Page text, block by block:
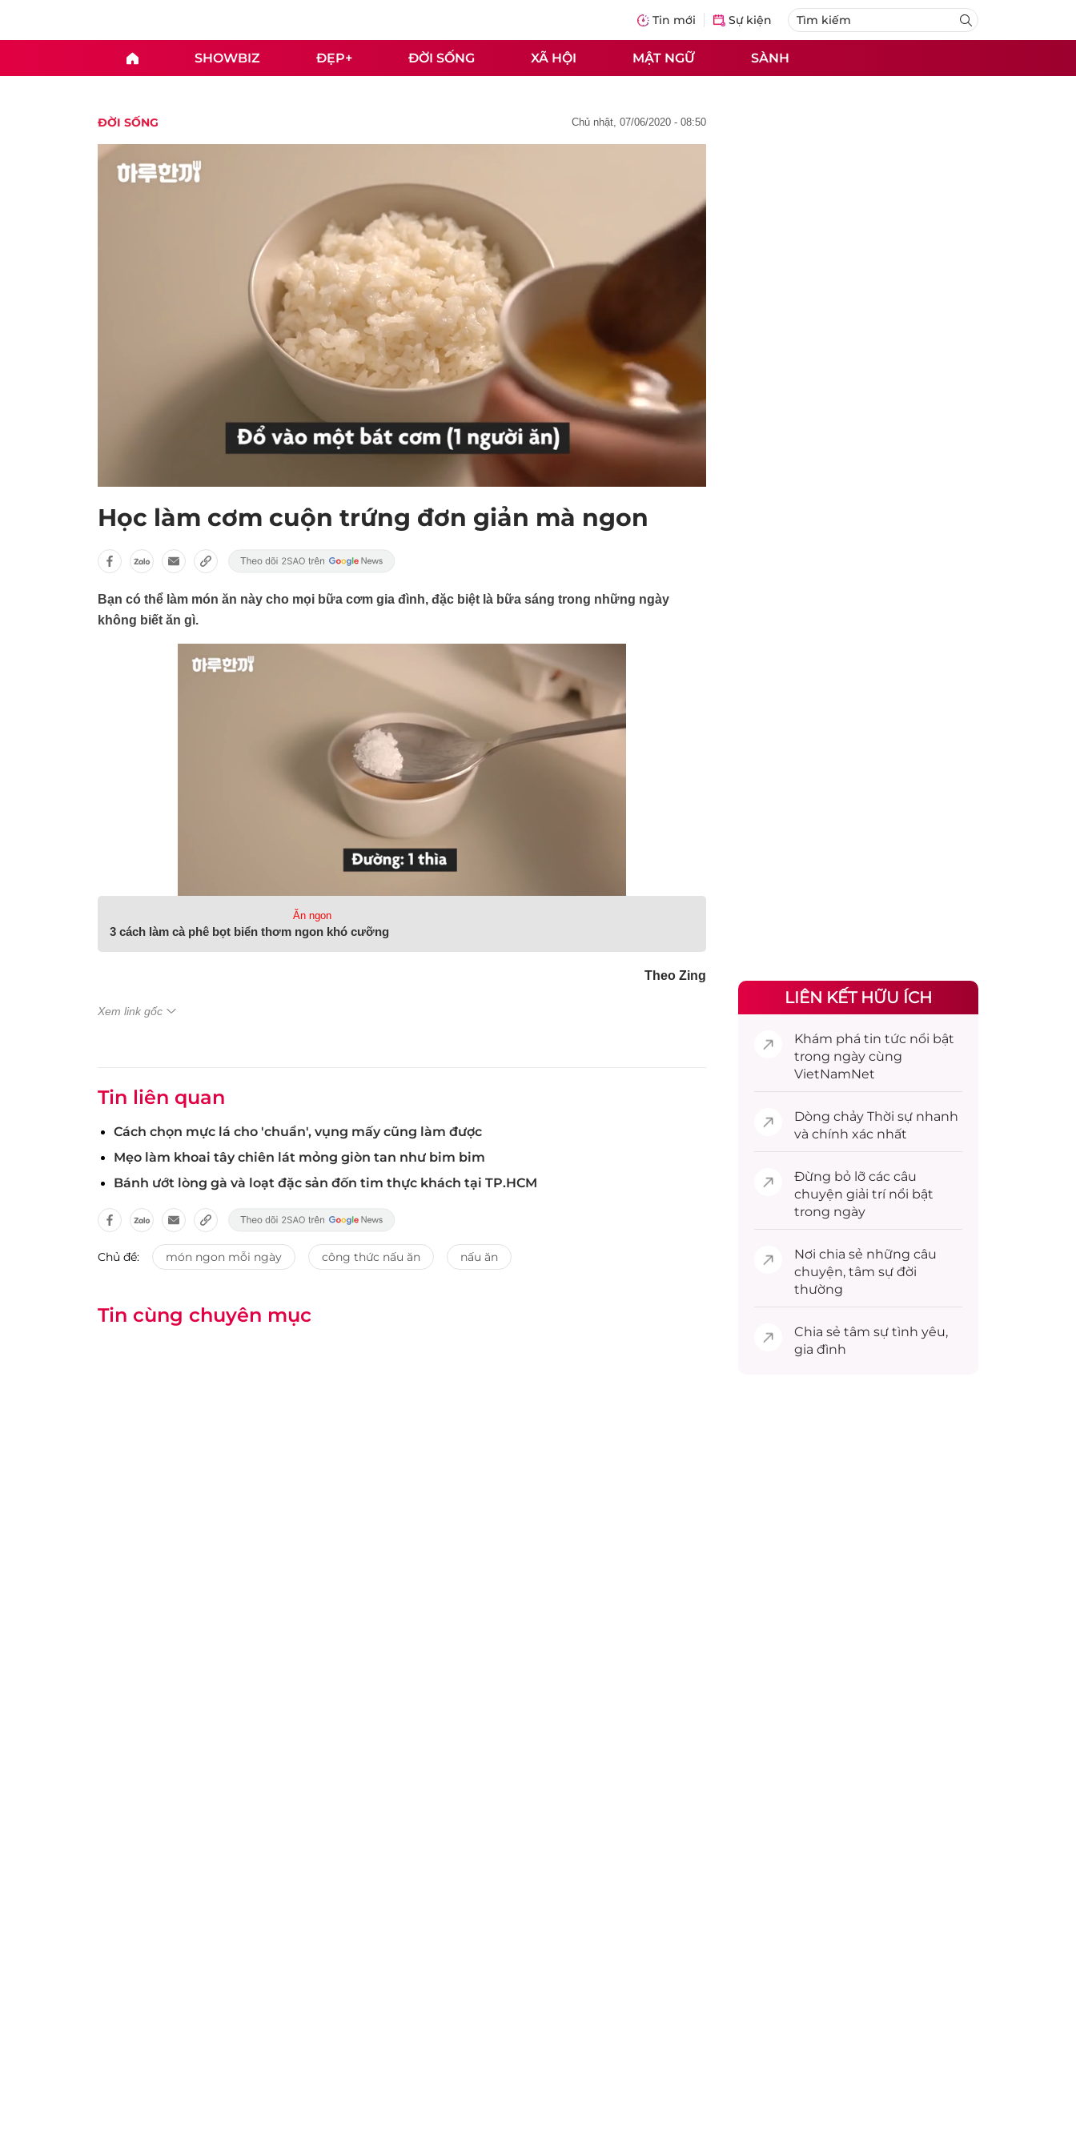
Tin mới Sự kiện
SHOWBIZ ĐẸP+ ĐỜI SỐNG XÃ HỘI MẬT NGỮ SÀNH
ĐỜI SỐNG chủ nhật, 07/06/2020 - 08:50
Học làm cơm cuộn trứng đơn giản mà ngon
Bạn có thể làm món ăn này cho mọi bữa cơm gia đình, đặc biệt là bữa sáng trong những ngày
không biết ăn gì.
Ăn ngon
3 cách làm cà phê bọt biển thơm ngon khó cưỡng
Theo Zing
Xem link gốc
Tin liên quan
Cách chọn mực lá cho 'chuẩn', vụng mấy cũng làm được
Mẹo làm khoai tây chiên lát mỏng giòn tan như bim bim
Bánh ướt lòng gà và loạt đặc sản đốn tim thực khách tại TP.HCM
Chủ đề: món ngon mỗi ngày công thức nấu ăn nấu ăn
Tin cùng chuyên mục
LIÊN KẾT HỮU ÍCH
Khám phá tin tức nổi bật
trong ngày cùng
VietNamNet
Dòng chảy Thời sự nhanh
và chính xác nhất
Đừng bỏ lỡ các câu
chuyện giải trínổi bật
trong ngày
Nơi chia sẻ những câu
chuyện, tâm sự đời
thường
Chia sẻ tâm sự tình yêu,
gia đình